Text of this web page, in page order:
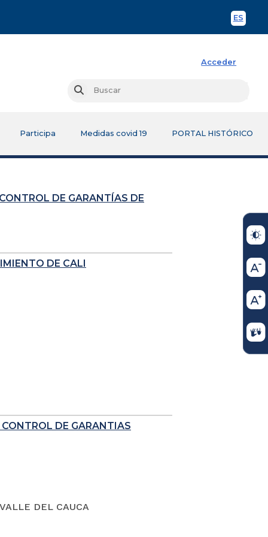
ES
Acceder
Buscar
Participa Medidas covid 19 PORTAL HISTÓRICO
DE GARANTÍAS DE
DE CALI
DE GARANTIAS
DEL CAUCA